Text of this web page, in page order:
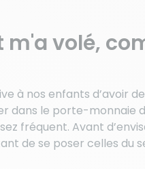
m'a volé,
à nos enfants d’avoir
dans le porte-monnaie
fréquent. Avant
de se poser celles du